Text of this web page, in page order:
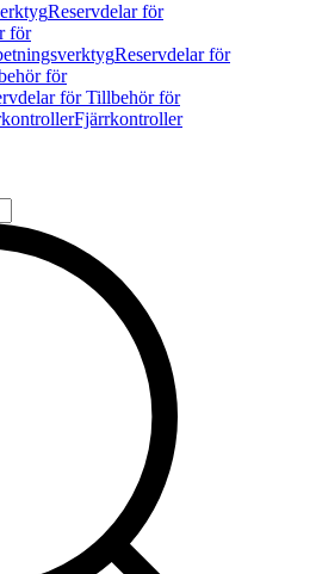
Reservdelar för
för
Reservdelar för
för
för Tillbehör för
Fjärrkontroller